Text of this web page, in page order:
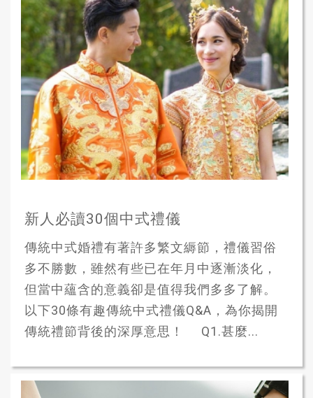
新人必讀30個中式禮儀
傳統中式婚禮有著許多繁文縟節，禮儀習俗
多不勝數，雖然有些已在年月中逐漸淡化，
但當中蘊含的意義卻是值得我們多多了解。
以下30條有趣傳統中式禮儀Q&A，為你揭開
傳統禮節背後的深厚意思！ Q1.甚麼...